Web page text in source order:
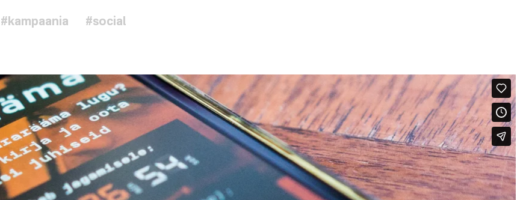
#kampaania #social